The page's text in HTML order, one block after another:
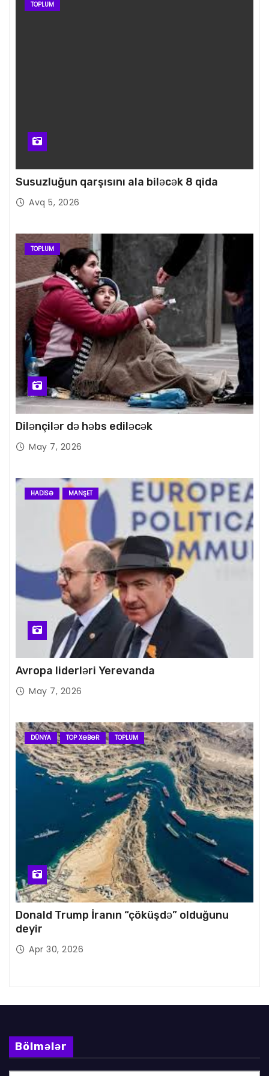
TOPLUM
Susuzluğun qarşısını ala biləcək 8 qida
Avq 5, 2026
TOPLUM
Dilənçilər də həbs ediləcək
May 7, 2026
HADISƏ MANŞET
Avropa liderləri Yerevanda
May 7, 2026
DÜNYA TOP XƏBƏR TOPLUM
Donald Trump İranın “çöküşdə” olduğunu
deyir
Apr 30, 2026
Bölmələr